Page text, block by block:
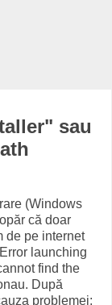
sau
(Windows
că doar
de pe internet
launching
find the
După
problemei: